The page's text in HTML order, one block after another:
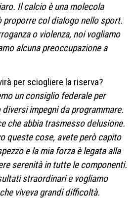
Il calcio è una molecola
proporre col dialogo nello sport.
o violenza, noi vogliamo
alcuna preoccupazione a
per sciogliere la riserva?
un consiglio federale per
impegni da programmare.
che abbia trasmesso delusione.
queste cose, avete però capito
e la mia forza è legata alla
serenità in tutte le componenti.
straordinari e vogliamo
viveva grandi difficoltà.